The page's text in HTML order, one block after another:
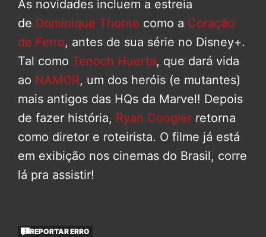
As novidades incluem a estreia
de Dominique Thorne como a Coração
de Ferro, antes de sua série no Disney+.
Tal como Tenoch Huerta, que dará vida
ao NAMOR, um dos heróis (e mutantes)
mais antigos das HQs da Marvel! Depois
de fazer história, Ryan Coogler retorna
como diretor e roteirista. O filme já está
em exibição nos cinemas do Brasil, corre
lá pra assistir!
REPORTAR ERRO